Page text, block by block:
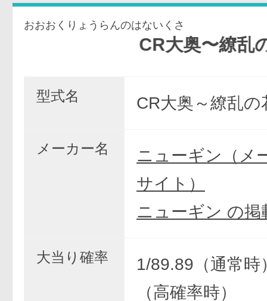
おおおくりょうらんのはないくさ
CR大奥〜繚乱の花戦
型式名 CR大奥～繚乱の
メーカー名
ニューギン（メ
サイト）
ニューギン の掲
大当り確率
1/89.89（通常時
（高確率時）